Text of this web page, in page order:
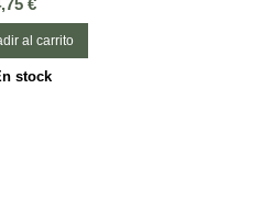
trozos de piña y aroma
€
al carrito
stock